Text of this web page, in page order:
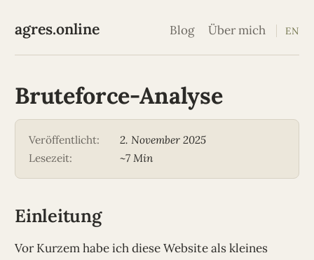
agres.online Blog Über mich EN
Bruteforce-Analyse
Veröffentlicht:
2. November 2025
Lesezeit:
~7 Min
Einleitung
Vor Kurzem habe ich diese Website als kleines